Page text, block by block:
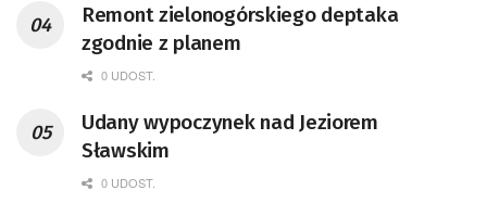
Remont zielonogórskiego deptaka
zgodnie z planem
0 UDOST.
Udany wypoczynek nad Jeziorem
Sławskim
0 UDOST.